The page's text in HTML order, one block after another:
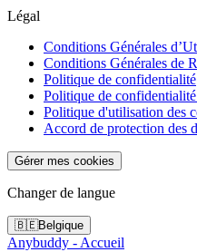
Légal
Conditions Générales
Conditions Générales de
Politique de confidentialité
Politique de
Politique d'utilisation des
Accord de protection des
Gérer mes cookies
Changer de langue
🇧🇪Belgique
Anybuddy - Accueil